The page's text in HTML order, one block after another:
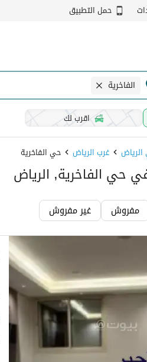
حمل التطبيق
الفاخرية
اقرب لك
غرب الرياض حي الفاخرية
حي الفاخرية, الرياض
مفروش غير مفروش